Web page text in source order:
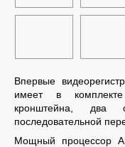
Впервые
имеет в
кронштейна,
последовательной
Мощный процессор